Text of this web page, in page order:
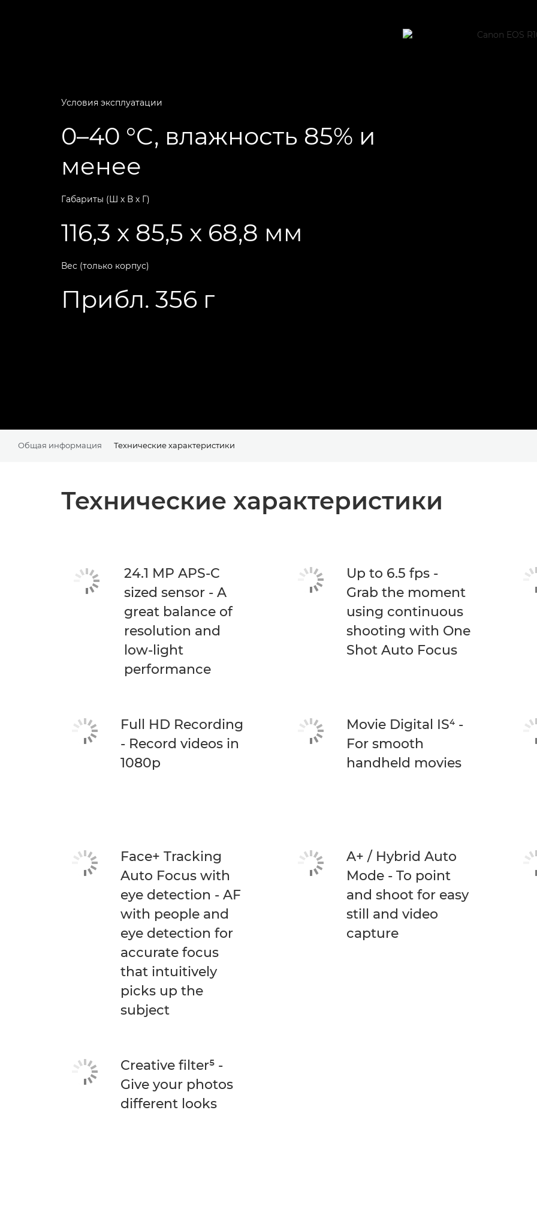
Условия эксплуатации
0–40 °C, влажность 85% и
менее
Габариты (Ш х В х Г)
116,3 x 85,5 x 68,8 мм
Вес (только корпус)
Прибл. 356 г
Общая информация Технические характеристики
Технические характеристики
24.1 MP APS-C
sized sensor - A
great balance of
resolution and
low-light
performance
Up to 6.5 fps -
Grab the moment
using continuous
shooting with One
Shot Auto Focus
Full HD Recording
- Record videos in
1080p
Movie Digital IS⁴ -
For smooth
handheld movies
Face+ Tracking
Auto Focus with
eye detection - AF
with people and
eye detection for
accurate focus
that intuitively
picks up the
subject
A+ / Hybrid Auto
Mode - To point
and shoot for easy
still and video
capture
Creative filter⁵ -
Give your photos
different looks